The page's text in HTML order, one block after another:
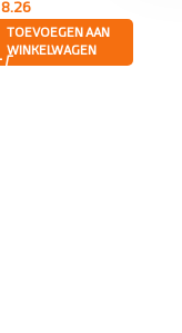
8.26
TOEVOEGEN AAN
WINKELWAGEN